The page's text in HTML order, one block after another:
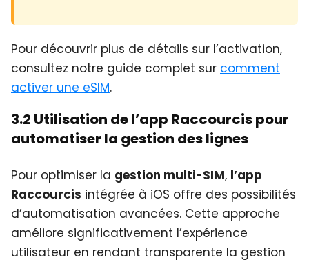
Pour découvrir plus de détails sur l’activation,
consultez notre guide complet sur comment
activer une eSIM.
3.2 Utilisation de l’app Raccourcis pour
automatiser la gestion des lignes
Pour optimiser la gestion multi-SIM, l’app
Raccourcis intégrée à iOS offre des possibilités
d’automatisation avancées. Cette approche
améliore significativement l’expérience
utilisateur en rendant transparente la gestion